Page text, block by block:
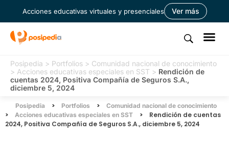
Acciones educativas virtuales y presenciales Ver más
Posipedia > Portfolios > Comunidad nacional de conocimiento
> Acciones educativas especiales en SST > Rendición de
cuentas 2024, Positiva Compañía de Seguros S.A.,
diciembre 5, 2024
Posipedia > Portfolios > Comunidad nacional de conocimiento
> Acciones educativas especiales en SST >
Rendición de cuentas
2024, Positiva Compañía de Seguros S.A., diciembre 5, 2024